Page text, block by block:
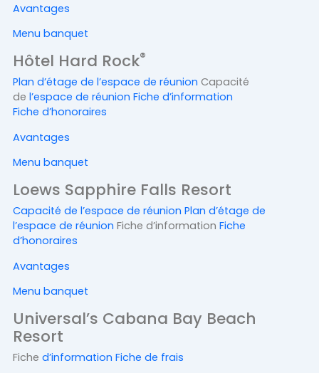
Avantages
Menu banquet
Hôtel Hard Rock®
Plan d’étage de l’espace de réunion Capacité
de l’espace de réunion Fiche d’information
Fiche d’honoraires
Avantages
Menu banquet
Loews Sapphire Falls Resort
Capacité de l’espace de réunion Plan d’étage de
l’espace de réunion Fiche d’information Fiche
d’honoraires
Avantages
Menu banquet
Universal’s Cabana Bay Beach
Resort
Fiche d’information Fiche de frais